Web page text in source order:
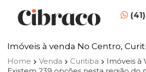
Imóveis à venda No Centro,
Home Venda Curitiba
Imóveis à